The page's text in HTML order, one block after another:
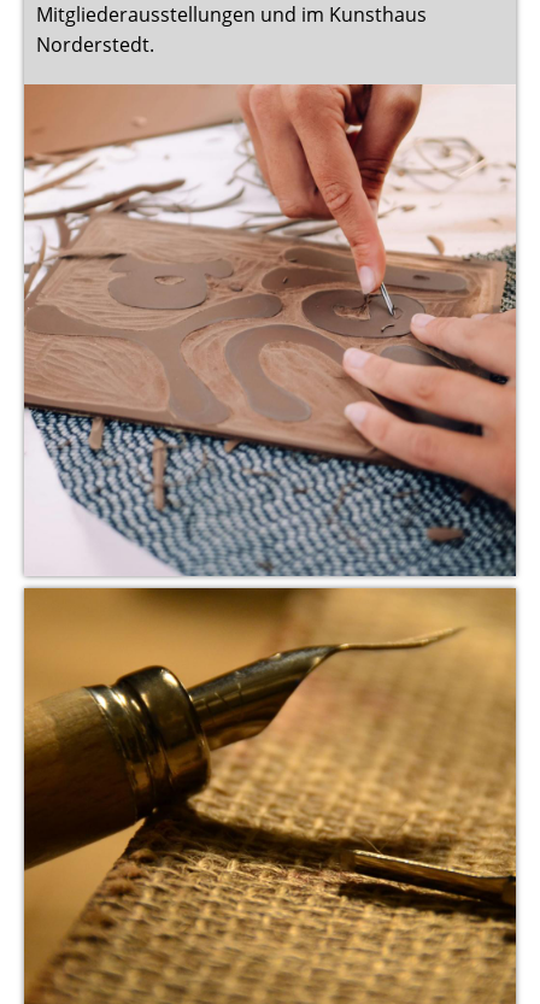
Mitgliederausstellungen und im Kunsthaus
Norderstedt.